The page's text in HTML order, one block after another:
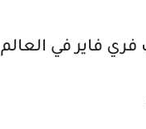
فاير في العالم